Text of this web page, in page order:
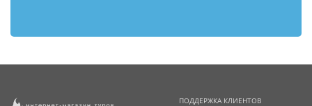
ПОДДЕРЖКА КЛИЕНТОВ